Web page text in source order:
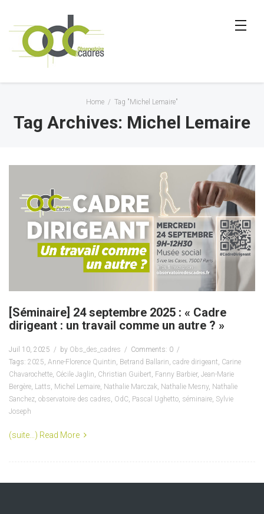
Home / Tag "Michel Lemaire"
Tag Archives: Michel Lemaire
[Séminaire] 24 septembre 2025 : « Cadre
dirigeant : un travail comme un autre ? »
Juil 10, 2025 by Obs_des_cadres
Comments: 0
Tags: 2025, Anne-Florence Quintin, Betrand Ballarin, cadre dirigeant, Carine
Chavarochette, Cécile Jaglin, Christian Guibert, Fanny Barbier, Jean-Marie
Bergère, Latts, Michel Lemaire, Nathalie Marczak, Nathalie Mesny, Nathalie
Sanchez, observatoire des cadres, OdC, Pascal Ughetto, séminaire, Sylvie
Joseph
(suite…) Read More